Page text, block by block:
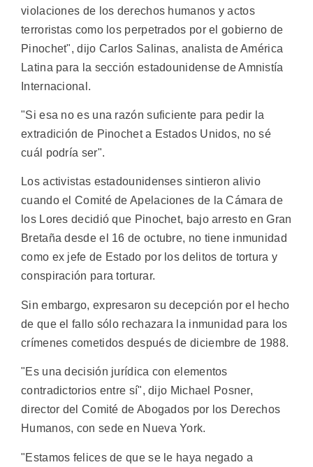
violaciones de los derechos humanos y actos
terroristas como los perpetrados por el gobierno de
Pinochet", dijo Carlos Salinas, analista de América
Latina para la sección estadounidense de Amnistía
Internacional.
"Si esa no es una razón suficiente para pedir la
extradición de Pinochet a Estados Unidos, no sé
cuál podría ser".
Los activistas estadounidenses sintieron alivio
cuando el Comité de Apelaciones de la Cámara de
los Lores decidió que Pinochet, bajo arresto en Gran
Bretaña desde el 16 de octubre, no tiene inmunidad
como ex jefe de Estado por los delitos de tortura y
conspiración para torturar.
Sin embargo, expresaron su decepción por el hecho
de que el fallo sólo rechazara la inmunidad para los
crímenes cometidos después de diciembre de 1988.
"Es una decisión jurídica con elementos
contradictorios entre sí", dijo Michael Posner,
director del Comité de Abogados por los Derechos
Humanos, con sede en Nueva York.
"Estamos felices de que se le haya negado a